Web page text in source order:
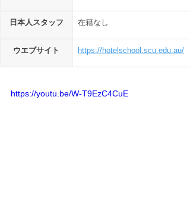
日本人スタッフ 在籍なし
ウエブサイト https://hotelschool.scu.edu.au/
https://youtu.be/W-T9EzC4CuE